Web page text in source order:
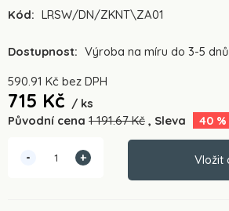
Kód: LRSW/DN/ZKNT\ZA01
Dostupnost: Výroba na míru do 3-5 dnů
590.91 Kč bez DPH
715 Kč
ks
Původní cena 1 191.67Kč Sleva 40 %